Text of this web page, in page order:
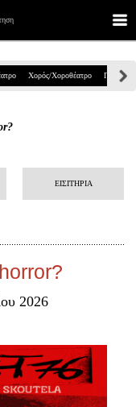
Χορός/Χοροθέατρο Παιδικά
ΕΙΣΙΤΗΡΙΑ
2026